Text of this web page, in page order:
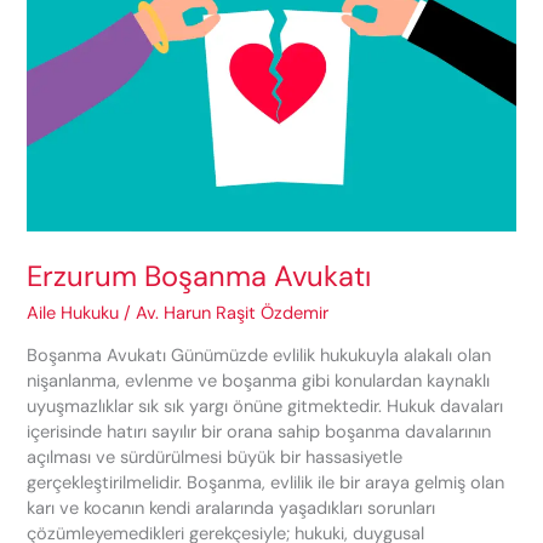
Erzurum Boşanma Avukatı
Aile Hukuku /Av. Harun Raşit Özdemir
Boşanma Avukatı Günümüzde evlilik hukukuyla alakalı olan
nişanlanma, evlenme ve boşanma gibi konulardan kaynaklı
uyuşmazlıklar sık sık yargı önüne gitmektedir. Hukuk davaları
içerisinde hatırı sayılır bir orana sahip boşanma davalarının
açılması ve sürdürülmesi büyük bir hassasiyetle
gerçekleştirilmelidir. Boşanma, evlilik ile bir araya gelmiş olan
karı ve kocanın kendi aralarında yaşadıkları sorunları
çözümleyemedikleri gerekçesiyle; hukuki, duygusal